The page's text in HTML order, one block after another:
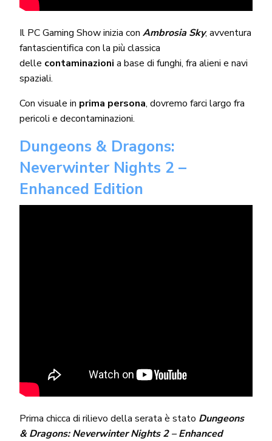
Il PC Gaming Show inizia conAmbrosia Sky, avventura
fantascientifica con la più classica
delle contaminazionia base di funghi, fra alieni e navi
spaziali.
Con visuale in prima persona, dovremo farci largo fra
pericoli e decontaminazioni.
Dungeons & Dragons:
Neverwinter Nights 2 –
Enhanced Edition
Prima chicca di rilievo della serata è stato Dungeons
& Dragons: Neverwinter Nights 2 – Enhanced